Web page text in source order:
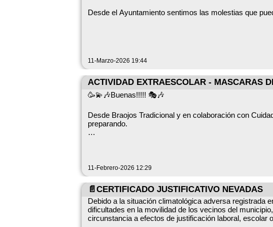
Desde el Ayuntamiento sentimos las molestias que
11-Marzo-2026 19:44
ACTIVIDAD EXTRAESCOLAR - MASCARAS
🥳💫🎶Buenas!!!!! 🎭🎶
Desde Braojos Tradicional y en colaboración con
preparando.
📅 Sábado 14 de febrero de 11:30 a 13:30
11-Febrero-2026 12:29
📄CERTIFICADO JUSTIFICATIVO NEVADAS
Debido a la situación climatológica adversa registrada
dificultades en la movilidad de los vecinos del
circunstancia a efectos de justificación laboral, escolar